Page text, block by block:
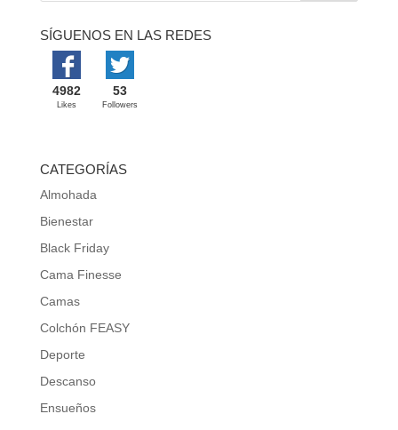
SÍGUENOS EN LAS REDES
4982
Likes
53
Followers
CATEGORÍAS
Almohada
Bienestar
Black Friday
Cama Finesse
Camas
Colchón FEASY
Deporte
Descanso
Ensueños